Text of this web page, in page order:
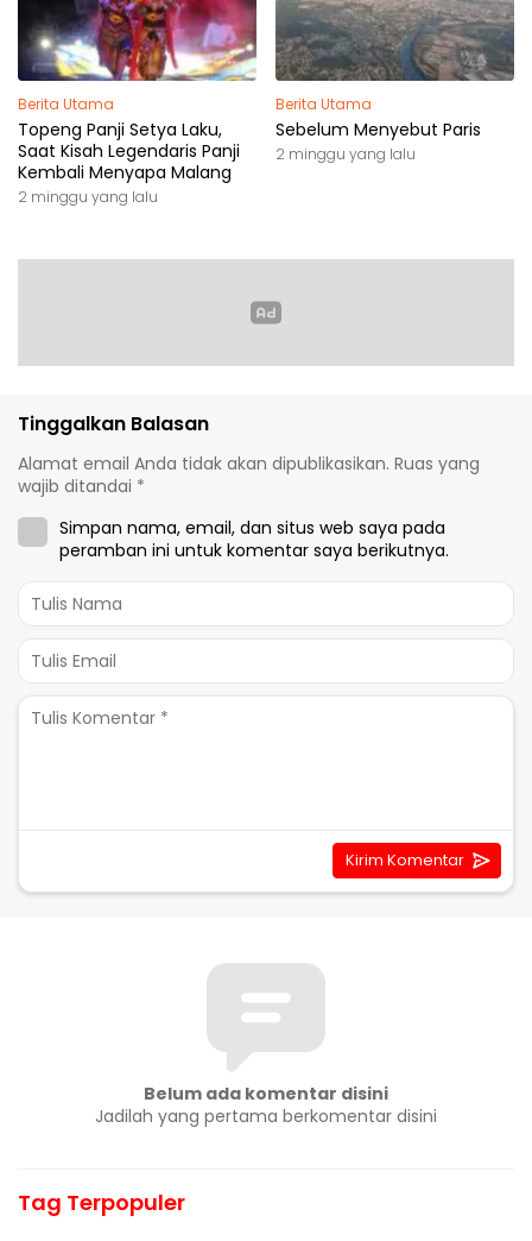
Berita Utama
Topeng Panji Setya Laku,
Saat Kisah Legendaris Panji
Kembali Menyapa Malang
2 minggu yang lalu
Berita Utama
Sebelum Menyebut Paris
2 minggu yang lalu
Tinggalkan Balasan
Alamat email Anda tidak akan dipublikasikan. Ruas yang
wajib ditandai *
Simpan nama, email, dan situs web saya pada
peramban ini untuk komentar saya berikutnya.
Belum ada komentar disini
Jadilah yang pertama berkomentar disini
Tag Terpopuler